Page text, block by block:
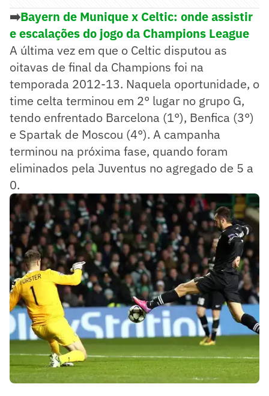
➡️Bayern de Munique x Celtic: onde assistir
e escalações do jogo da Champions League
A última vez em que o Celtic disputou as
oitavas de final da Champions foi na
temporada 2012-13. Naquela oportunidade, o
time celta terminou em 2° lugar no grupo G,
tendo enfrentado Barcelona (1°), Benfica (3°)
e Spartak de Moscou (4°). A campanha
terminou na próxima fase, quando foram
eliminados pela Juventus no agregado de 5 a
0.